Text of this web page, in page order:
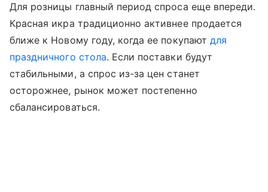
Для розницы главный период спроса еще впереди.
Красная икра традиционно активнее продается
ближе к Новому году, когда ее покупают для
праздничного стола. Если поставки будут
стабильными, а спрос из-за цен станет
осторожнее, рынок может постепенно
сбалансироваться.